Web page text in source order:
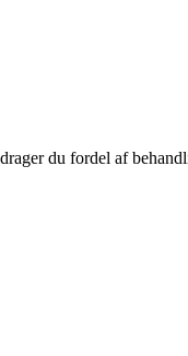
du fordel af